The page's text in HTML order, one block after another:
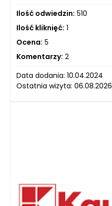
Ilość odwiedzin: 510
Ilość kliknięć: 1
Ocena: 5
Komentarzy: 2
Data dodania: 10.04.2024
Ostatnia wizyta: 06.08.2026